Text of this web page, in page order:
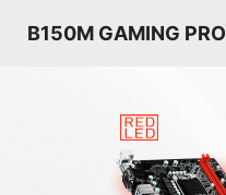
B150M GAMING PRO